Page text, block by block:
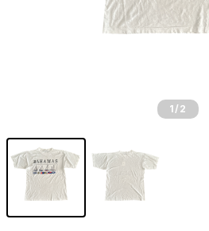
1 /2